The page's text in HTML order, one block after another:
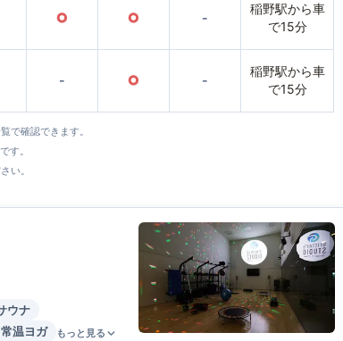
○ ○ -
稲野駅から車
で15分
- ○ -
稲野駅から車
で15分
で確認できます。
す。
い。
ウナ
常温ヨガ もっと見る